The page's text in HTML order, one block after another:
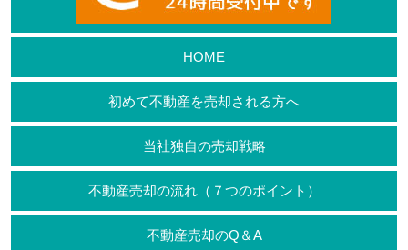
HOME
初めて不動産を売却される方へ
当社独自の売却戦略
不動産売却の流れ（７つのポイント）
不動産売却のQ＆A